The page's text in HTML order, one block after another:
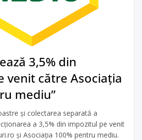
3,5% din
venit către Asociația
mediu”
și colectarea separată a
a 3,5% din impozitul pe venit
și Asociația 100% pentru mediu.